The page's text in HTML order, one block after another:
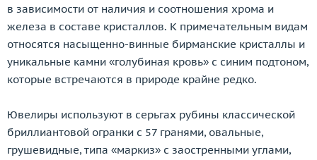
в зависимости от наличия и соотношения хрома и
железа в составе кристаллов. К примечательным видам
относятся насыщенно-винные бирманские кристаллы и
уникальные камни «голубиная кровь» с синим подтоном,
которые встречаются в природе крайне редко.
Ювелиры используют в серьгах рубины классической
бриллиантовой огранки с 57 гранями, овальные,
грушевидные, типа «маркиз» с заостренными углами,